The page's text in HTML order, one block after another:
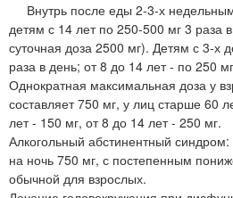
Внутрь после еды 2-3-х
детям с 14 лет по 250-500 мг 3 раза
суточная доза 2500 мг). Детям с 3-х
раза в день; от 8 до 14 лет - по 250
Однократная максимальная доза у
составляет 750 мг, у лиц старше 60
лет - 150 мг, от 8 до 14 лет - 250 мг.
Алкогольный абстинентный
на ночь 750 мг, с постепенным
обычной для взрослых.